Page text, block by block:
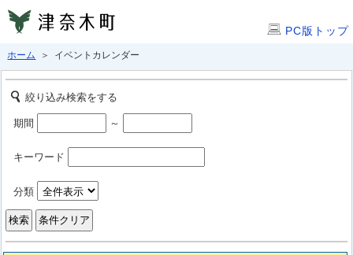
PC版トップ
ホーム ＞ イベントカレンダー
絞り込み検索をする
期間 ～
キーワード
分類